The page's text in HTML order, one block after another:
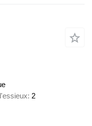
2